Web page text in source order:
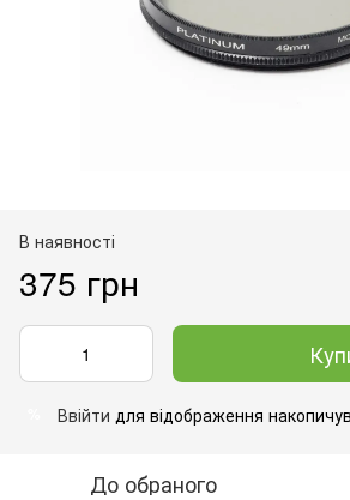
В наявності
375 грн
Ввійти для відображення
До обраного